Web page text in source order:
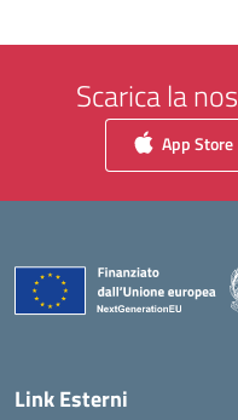
Scarica la
App Store
Link Esterni